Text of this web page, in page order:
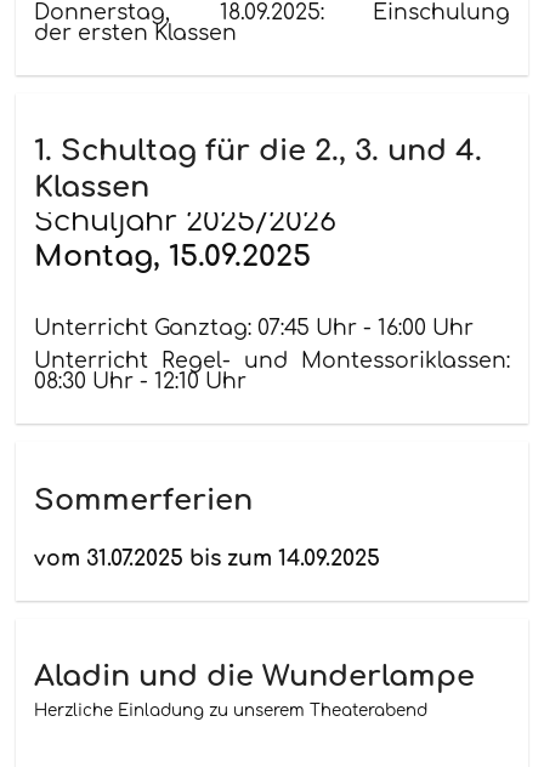
Donnerstag, 18.09.2025: Einschulung
der ersten Klassen
1. Schultag für die 2., 3. und 4.
Klassen
Schuljahr 2025/2026
Montag, 15.09.2025
Unterricht Ganztag: 07:45 Uhr - 16:00 Uhr
Unterricht Regel- und Montessoriklassen:
08:30 Uhr - 12:10 Uhr
Sommerferien
vom 31.07.2025 bis zum 14.09.2025
Aladin und die Wunderlampe
Herzliche Einladung zu unserem Theaterabend